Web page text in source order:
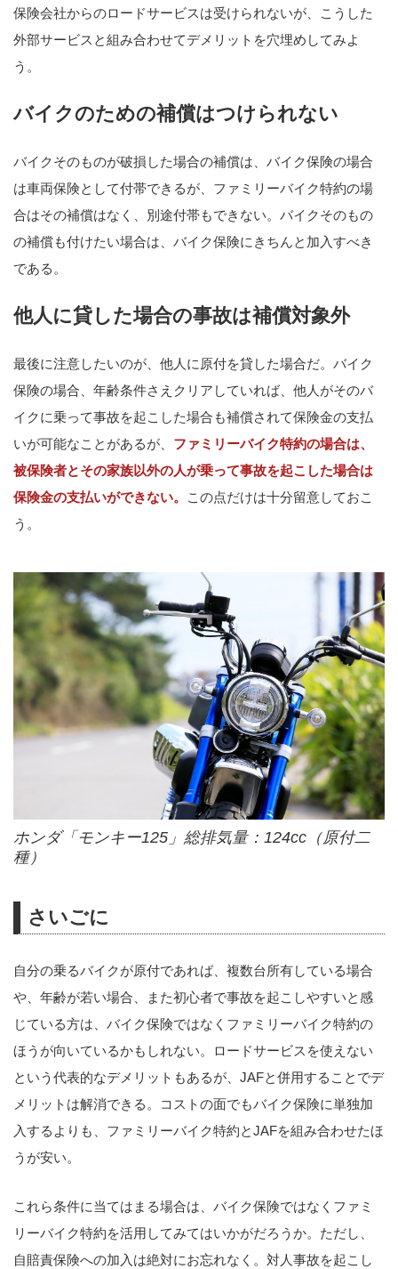
保険会社からのロードサービスは受けられないが、こうした
外部サービスと組み合わせてデメリットを穴埋めしてみよ
う。
バイクのための補償はつけられない
バイクそのものが破損した場合の補償は、バイク保険の場合
は車両保険として付帯できるが、ファミリーバイク特約の場
合はその補償はなく、別途付帯もできない。バイクそのもの
の補償も付けたい場合は、バイク保険にきちんと加入すべき
である。
他人に貸した場合の事故は補償対象外
最後に注意したいのが、他人に原付を貸した場合だ。バイク
保険の場合、年齢条件さえクリアしていれば、他人がそのバ
イクに乗って事故を起こした場合も補償されて保険金の支払
いが可能なことがあるが、 ファミリーバイク特約の場合は、
被保険者とその家族以外の人が乗って事故を起こした場合は
保険金の支払いができない。
この点だけは十分留意しておこ
う。
ホンダ「モンキー125」総排気量：124cc（原付二
種）
さいごに
自分の乗るバイクが原付であれば、複数台所有している場合
や、年齢が若い場合、また初心者で事故を起こしやすいと感
じている方は、バイク保険ではなくファミリーバイク特約の
ほうが向いているかもしれない。ロードサービスを使えない
という代表的なデメリットもあるが、JAFと併用することでデ
メリットは解消できる。コストの面でもバイク保険に単独加
入するよりも、ファミリーバイク特約とJAFを組み合わせたほ
うが安い。
これら条件に当てはまる場合は、バイク保険ではなくファミ
リーバイク特約を活用してみてはいかがだろうか。ただし、
自賠責保険への加入は絶対にお忘れなく。対人事故を起こし